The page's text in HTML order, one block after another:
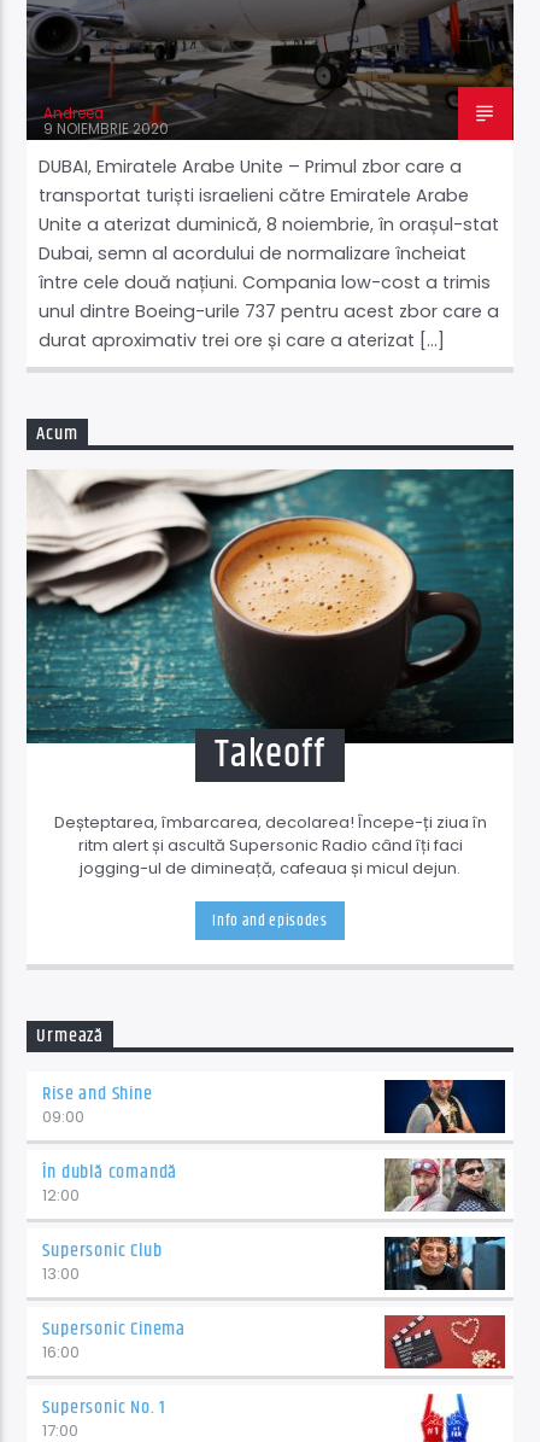
Andreea
9 NOIEMBRIE 2020
DUBAI, Emiratele Arabe Unite – Primul zbor care a
transportat turiști israelieni către Emiratele Arabe
Unite a aterizat duminică, 8 noiembrie, în orașul-stat
Dubai, semn al acordului de normalizare încheiat
între cele două națiuni. Compania low-cost a trimis
unul dintre Boeing-urile 737 pentru acest zbor care a
durat aproximativ trei ore și care a aterizat […]
Acum
Takeoff
Deșteptarea, îmbarcarea, decolarea! Începe-ți ziua în
ritm alert și ascultă Supersonic Radio când îți faci
jogging-ul de dimineață, cafeaua și micul dejun.
Info and episodes
Urmează
Rise and Shine
09:00
În dublă comandă
12:00
Supersonic Club
13:00
Supersonic Cinema
16:00
Supersonic No. 1
17:00